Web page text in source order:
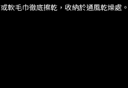
軟毛巾徹底擦乾，收納於通風乾燥處。